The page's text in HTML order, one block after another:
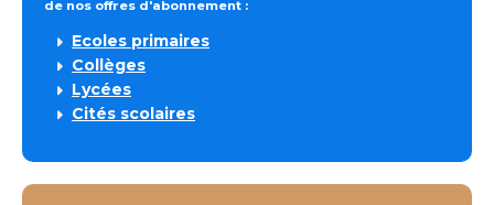
de nos offres d'abonnement :
Ecoles primaires
Collèges
Lycées
Cités scolaires